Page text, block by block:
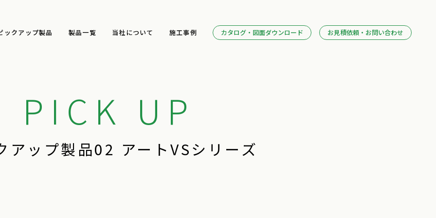
ックアップ製品 製品一覧 当社について 施工事例 カタログ・図面ダウンロード お見積依頼・お問い合わせ
PICK UP
アップ製品02 アートVSシリーズ